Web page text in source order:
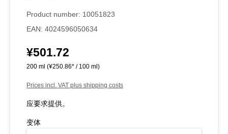
Product number: 10051823
EAN: 4024596050634
Regular price:
¥501.72
200 ml (¥250.86* / 100 ml)
Prices incl. VAT plus shipping costs
应要求提供。
变体